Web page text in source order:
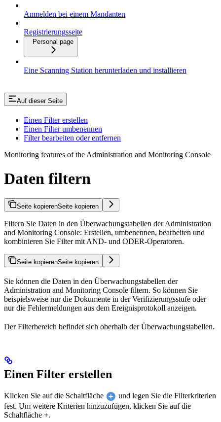
Anmelden bei einem Mandanten
Registrierungsseite
Personal page
Eine Scanning Station herunterladen und installieren
Auf dieser Seite
Einen Filter erstellen
Einen Filter umbenennen
Filter bearbeiten oder entfernen
Monitoring features of the Administration and Monitoring Console
Daten filtern
Seite kopierenSeite kopieren
Filtern Sie Daten in den Überwachungstabellen der Administration
and Monitoring Console: Erstellen, umbenennen, bearbeiten und
kombinieren Sie Filter mit AND- und ODER-Operatoren.
Seite kopierenSeite kopieren
Sie können die Daten in den Überwachungstabellen der
Administration and Monitoring Console filtern. So können Sie
beispielsweise nur die Dokumente in der Verifizierungsstufe oder
nur die Fehlermeldungen aus dem Ereignisprotokoll anzeigen.
Der Filterbereich befindet sich oberhalb der Überwachungstabellen.
Einen Filter erstellen
Klicken Sie auf die Schaltfläche
und legen Sie die Filterkriterien
fest. Um weitere Kriterien hinzuzufügen, klicken Sie auf die
Schaltfläche +.